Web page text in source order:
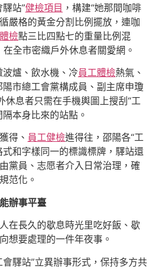
站”健檢項目 ，構建“她那間咖啡
嚴格的黃金分割比例擺放，連咖
檢點三比四點七的重量比例混
全市密織戶外休息者關愛網。
波爐、飲水機、冷員工體檢熱氣、
市總工會黨構成員、副主席申瓊
休息者只需在手機輿圖上搜刮“工
本身比來的站點。
得、 員工健檢進得往，邵陽各“工
和字樣同一的標識標牌，驛站還
黨員、志愿者介入日常治理，確
范化。
辦事平臺
在長久的歇息時光里吃好飯、歇
想要處理的一件年夜事。
驛站”立異辦事形式，保持多方共